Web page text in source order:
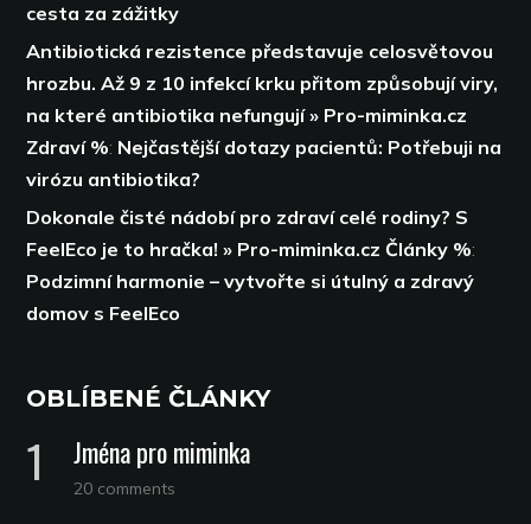
cesta za zážitky
Antibiotická rezistence představuje celosvětovou
hrozbu. Až 9 z 10 infekcí krku přitom způsobují viry,
na které antibiotika nefungují » Pro-miminka.cz
Zdraví %: Nejčastější dotazy pacientů: Potřebuji na
virózu antibiotika?
Dokonale čisté nádobí pro zdraví celé rodiny? S
FeelEco je to hračka! » Pro-miminka.cz Články %:
Podzimní harmonie – vytvořte si útulný a zdravý
domov s FeelEco
OBLÍBENÉ ČLÁNKY
Jména pro miminka
20 comments